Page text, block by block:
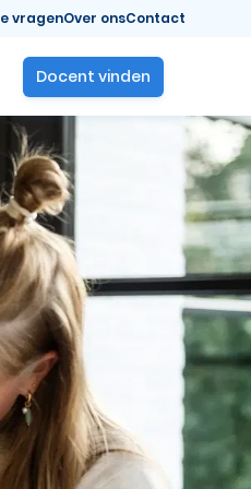
vragenOver onsContact
Docent vinden